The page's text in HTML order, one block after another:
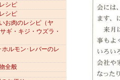
シピ
シピ
お肉のレシピ（ヤ
ギ・キジ・ウズラ・
ホルモン･レバーのレ
全般